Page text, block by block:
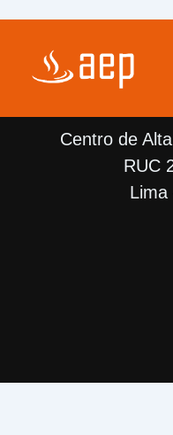
Centro de
RUC
Lima